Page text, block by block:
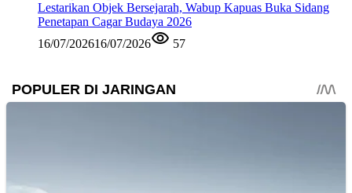
Lestarikan Objek Bersejarah, Wabup Kapuas Buka Sidang
Penetapan Cagar Budaya 2026
16/07/202616/07/2026 57